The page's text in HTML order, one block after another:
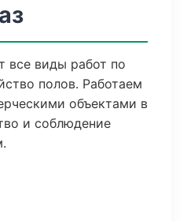
все виды работ по
полов. Работаем
объектами в
и соблюдение